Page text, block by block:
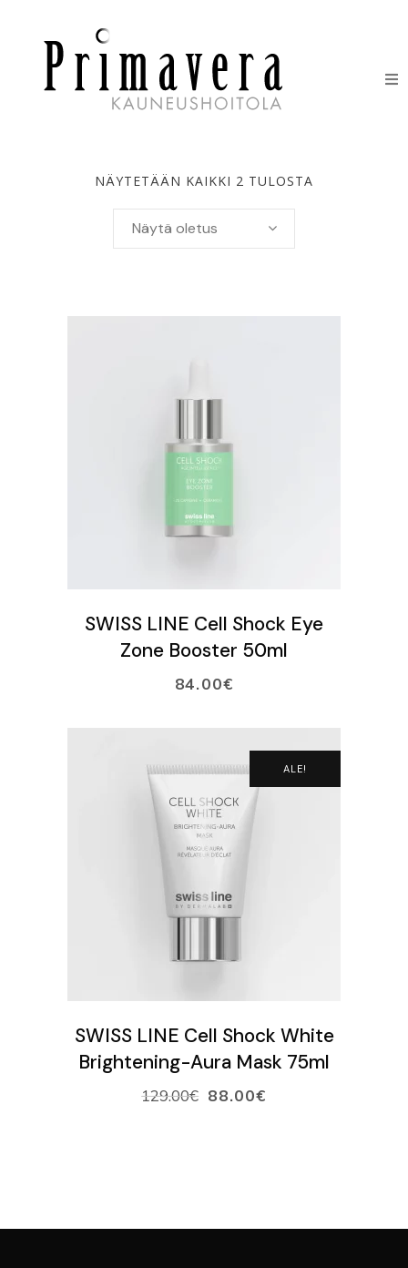
IHONHOITOTUOTTEET
LAHJAKORTIT
VERKKOKAUPPA
NÄYTETÄÄN KAIKKI 2 TULOSTA
Näytä oletus
LISÄÄ OSTOSKORIIN
SWISS LINE Cell Shock Eye
Zone Booster 50ml
84.00€
ALE!
LISÄÄ OSTOSKORIIN
SWISS LINE Cell Shock White
Brightening-Aura Mask 75ml
129.00€ 88.00€